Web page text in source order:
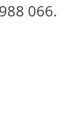
066.